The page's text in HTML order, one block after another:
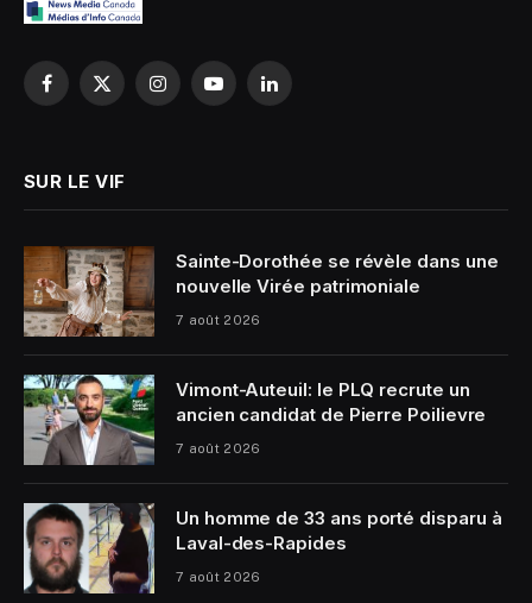
Facebook
X
InstagramYouTubeLinkedIn
SUR LE VIF
Sainte-Dorothée se révèle dans une
nouvelle Virée patrimoniale
7 août 2026
Vimont-Auteuil: le PLQ recrute un
ancien candidat de Pierre Poilievre
7 août 2026
Un homme de 33 ans porté disparu à
Laval-des-Rapides
7 août 2026